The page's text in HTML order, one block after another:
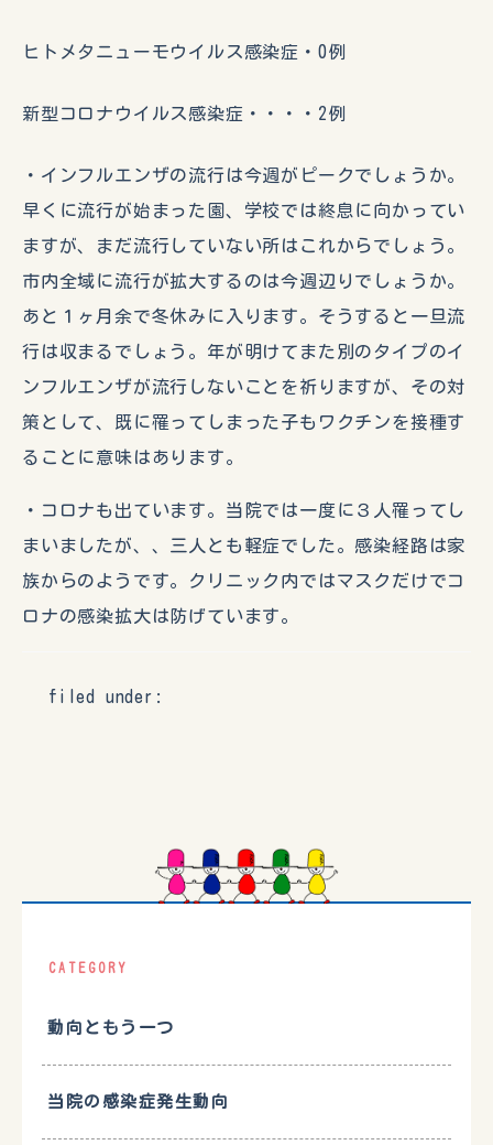
ヒトメタニューモウイルス感染症・0例
新型コロナウイルス感染症・・・・2例
・インフルエンザの流行は今週がピークでしょうか。
早くに流行が始まった園、学校では終息に向かってい
ますが、まだ流行していない所はこれからでしょう。
市内全域に流行が拡大するのは今週辺りでしょうか。
あと１ヶ月余で冬休みに入ります。そうすると一旦流
行は収まるでしょう。年が明けてまた別のタイプのイ
ンフルエンザが流行しないことを祈りますが、その対
策として、既に罹ってしまった子もワクチンを接種す
ることに意味はあります。
・コロナも出ています。当院では一度に３人罹ってし
まいましたが、、三人とも軽症でした。感染経路は家
族からのようです。クリニック内ではマスクだけでコ
ロナの感染拡大は防げています。
filed under:
CATEGORY
動向ともう一つ
当院の感染症発生動向